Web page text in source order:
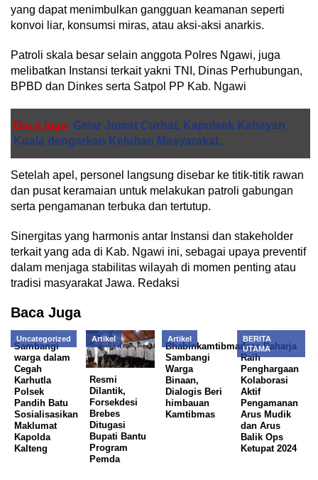
yang dapat menimbulkan gangguan keamanan seperti
konvoi liar, konsumsi miras, atau aksi-aksi anarkis.
Patroli skala besar selain anggota Polres Ngawi, juga
melibatkan Instansi terkait yakni TNI, Dinas Perhubungan,
BPBD dan Dinkes serta Satpol PP Kab. Ngawi
Baca juga Gelar Jumat Curhat, Kapolsek Kahayan
Kuala dengarkan Keluhan Masyarakat.
Setelah apel, personel langsung disebar ke titik-titik rawan
dan pusat keramaian untuk melakukan patroli gabungan
serta pengamanan terbuka dan tertutup.
Sinergitas yang harmonis antar Instansi dan stakeholder
terkait yang ada di Kab. Ngawi ini, sebagai upaya preventif
dalam menjaga stabilitas wilayah di momen penting atau
tradisi masyarakat Jawa. Redaksi
Baca Juga
Uncategorized
Sambangi
warga dalam
Cegah
Karhutla
Polsek
Pandih Batu
Sosialisasikan
Maklumat
Kapolda
Kalteng
Artikel
Resmi
Dilantik,
Forsekdesi
Brebes
Ditugasi
Bupati Bantu
Program
Pemda
Artikel
Bhabinkamtibmas
Sambangi
Warga
Binaan,
Dialogis Beri
himbauan
Kamtibmas
BERITA
UTAMA
Jasa Raharja
Raih
Penghargaan
Kolaborasi
Aktif
Pengamanan
Arus Mudik
dan Arus
Balik Ops
Ketupat 2024